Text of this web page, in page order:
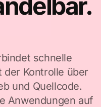
schnelle
der Kontrolle über
und Quellcode.
Anwendungen auf